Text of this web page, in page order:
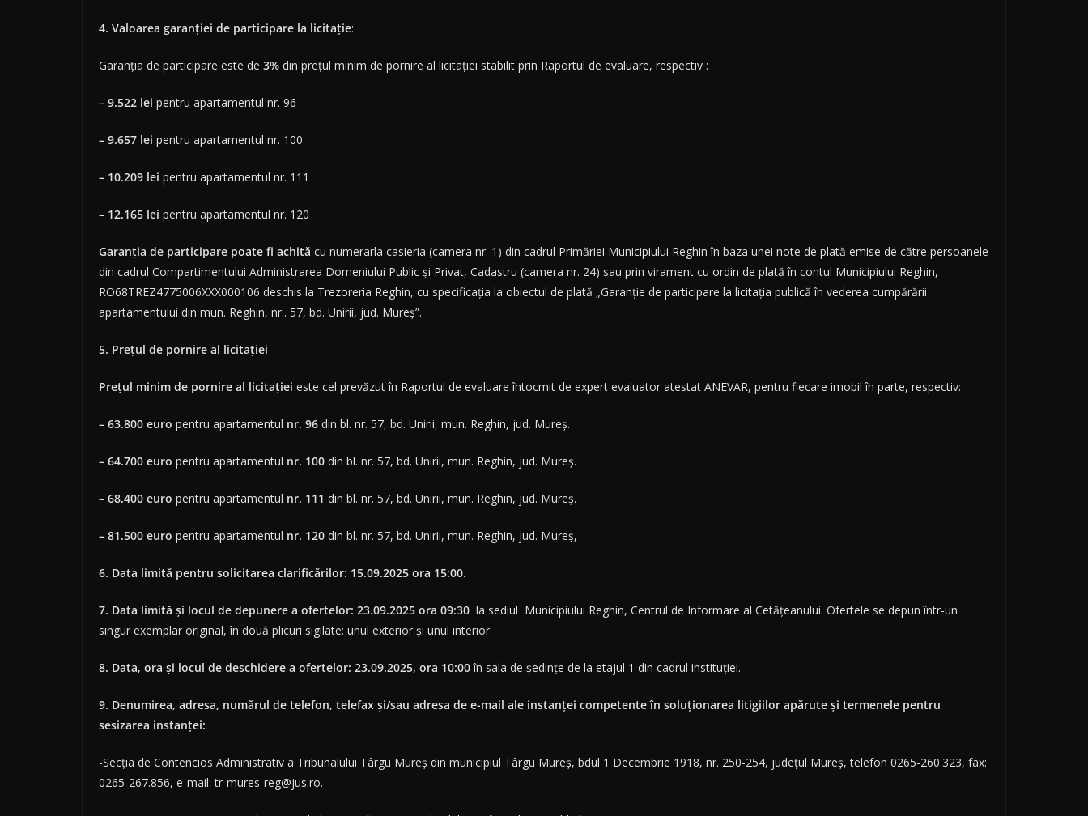
4. Valoarea garanției de participare la licitație:
Garanția de participare este de 3% din preţul minim de pornire al licitației stabilit prin Raportul de evaluare, respectiv :
– 9.522 lei pentru apartamentul nr. 96
– 9.657 lei pentru apartamentul nr. 100
– 10.209 lei pentru apartamentul nr. 111
– 12.165 lei pentru apartamentul nr. 120
Garanția de participare poate fi achită cu numerarla casieria (camera nr. 1) din cadrul Primăriei Municipiului Reghin în baza unei note de plată emise de către persoanele
din cadrul Compartimentului Administrarea Domeniului Public și Privat, Cadastru (camera nr. 24) sau prin virament cu ordin de plată în contul Municipiului Reghin,
RO68TREZ4775006XXX000106 deschis la Trezoreria Reghin, cu specificaţia la obiectul de plată „Garanţie de participare la licitaţia publică în vederea cumpărării
apartamentului din mun. Reghin, nr.. 57, bd. Unirii, jud. Mureș”.
5. Preţul de pornire al licitației
Preţul minim de pornire al licitației este cel prevăzut în Raportul de evaluare întocmit de expert evaluator atestat ANEVAR, pentru fiecare imobil în parte, respectiv:
– 63.800 euro pentru apartamentul nr. 96 din bl. nr. 57, bd. Unirii, mun. Reghin, jud. Mureș.
– 64.700 euro pentru apartamentul nr. 100 din bl. nr. 57, bd. Unirii, mun. Reghin, jud. Mureș.
– 68.400 euro pentru apartamentul nr. 111 din bl. nr. 57, bd. Unirii, mun. Reghin, jud. Mureș.
– 81.500 euro pentru apartamentul nr. 120 din bl. nr. 57, bd. Unirii, mun. Reghin, jud. Mureș,
6. Data limită pentru solicitarea clarificărilor: 15.09.2025 ora 15:00.
7. Data limită și locul de depunere a ofertelor: 23.09.2025 ora 09:30 la sediul Municipiului Reghin, Centrul de Informare al Cetățeanului. Ofertele se depun într-un
singur exemplar original, în două plicuri sigilate: unul exterior și unul interior.
8. Data, ora și locul de deschidere a ofertelor: 23.09.2025, ora 10:00în sala de ședințe de la etajul 1 din cadrul instituției.
9. Denumirea, adresa, numărul de telefon, telefax şi/sau adresa de e-mail ale instanţei competente în soluţionarea litigiilor apărute şi termenele pentru
sesizarea instanţei:
-Secția de Contencios Administrativ a Tribunalului Târgu Mureș din municipiul Târgu Mureș, bdul 1 Decembrie 1918, nr. 250-254, județul Mureș, telefon 0265-260.323, fax:
0265-267.856, e-mail: tr-mures-reg@jus.ro.